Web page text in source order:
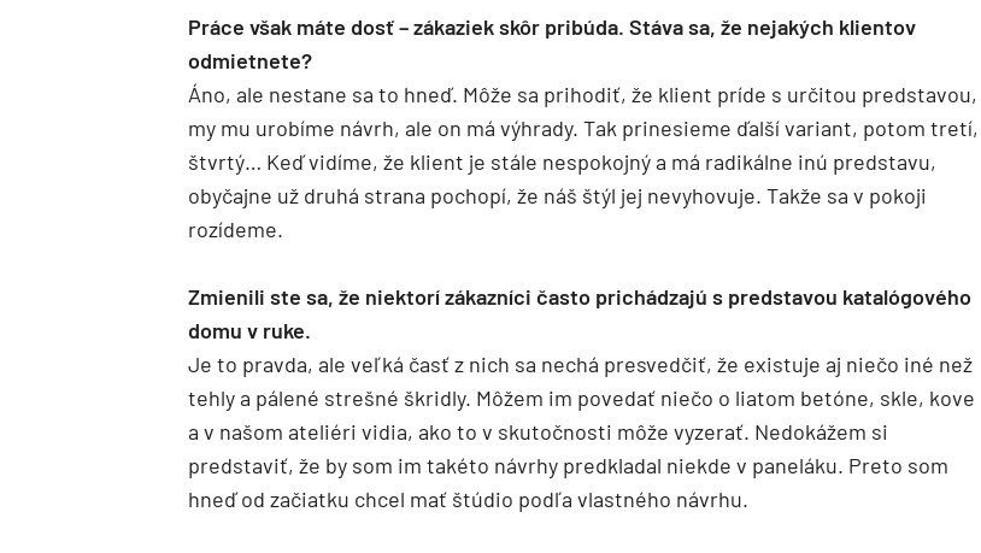
Práce však máte dosť – zákaziek skôr pribúda. Stáva sa, že nejakých klientov
odmietnete?
Áno, ale nestane sa to hneď. Môže sa prihodiť, že klient príde s určitou predstavou,
my mu urobíme návrh, ale on má výhrady. Tak prinesieme ďalší variant, potom tretí,
štvrtý… Keď vidíme, že klient je stále nespokojný a má radikálne inú predstavu,
obyčajne už druhá strana pochopí, že náš štýl jej nevyhovuje. Takže sa v pokoji
rozídeme.
Zmienili ste sa, že niektorí zákazníci často prichádzajú s predstavou katalógového
domu v ruke.
Je to pravda, ale veľká časť z nich sa nechá presvedčiť, že existuje aj niečo iné než
tehly a pálené strešné škridly. Môžem im povedať niečo o liatom betóne, skle, kove
a v našom ateliéri vidia, ako to v skutočnosti môže vyzerať. Nedokážem si
predstaviť, že by som im takéto návrhy predkladal niekde v paneláku. Preto som
hneď od začiatku chcel mať štúdio podľa vlastného návrhu.